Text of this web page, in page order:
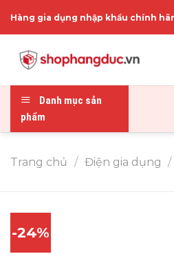
Hàng gia dụng nhập khẩu chính
Danh mục sản
phẩm
Trang chủ / Điện gia dụng /
-24%